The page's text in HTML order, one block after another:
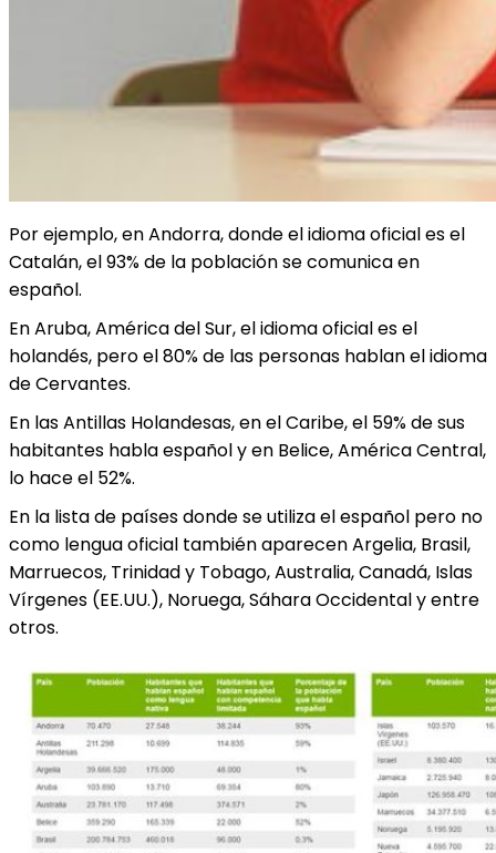
Por ejemplo, en Andorra, donde el idioma oficial es el
Catalán, el 93% de la población se comunica en
español.
En Aruba, América del Sur, el idioma oficial es el
holandés, pero el 80% de las personas hablan el idioma
de Cervantes.
En las Antillas Holandesas, en el Caribe, el 59% de sus
habitantes habla español y en Belice, América Central,
lo hace el 52%.
En la lista de países donde se utiliza el español pero no
como lengua oficial también aparecen Argelia, Brasil,
Marruecos, Trinidad y Tobago, Australia, Canadá, Islas
Vírgenes (EE.UU.), Noruega, Sáhara Occidental y entre
otros.